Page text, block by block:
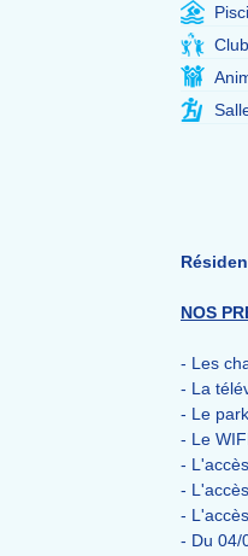
NOS
- Les
- La
- Le
- Le
-
-
-
- Du 04/